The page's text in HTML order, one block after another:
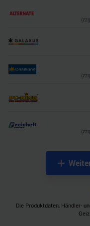
Die Produktdaten, Händler-